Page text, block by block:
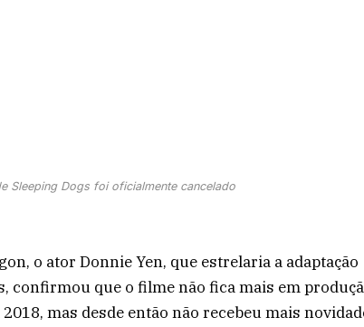
Sleeping Dogs foi oficialmente cancelado
o ator Donnie Yen, que estrelaria a adaptação
confirmou que o filme não fica mais em
mas desde então não recebeu mais